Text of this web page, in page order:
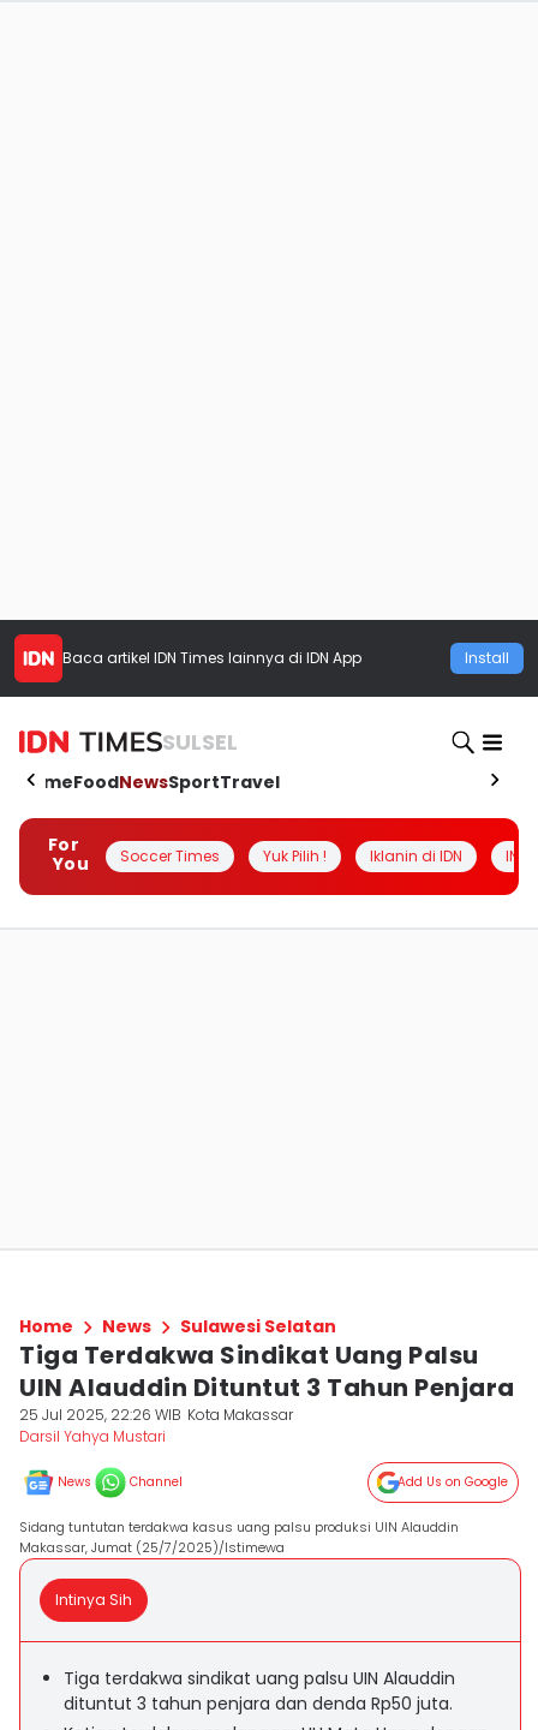
Baca artikel IDN Times lainnya di IDN App Install
SULSEL
HomeFoodNewsSportTravel
For
You
Soccer Times Yuk Pilih ! Iklanin di IDN
Home News Sulawesi Selatan
Tiga Terdakwa Sindikat Uang Palsu
UIN Alauddin Dituntut 3 Tahun Penjara
25 Jul 2025, 22:26 WIB Kota Makassar
Darsil Yahya Mustari
News Channel Add Us on Google
Sidang tuntutan terdakwa kasus uang palsu produksi UIN Alauddin
Makassar, Jumat (25/7/2025)/Istimewa
Intinya Sih
Tiga terdakwa sindikat uang palsu UIN Alauddin
dituntut 3 tahun penjara dan denda Rp50 juta.